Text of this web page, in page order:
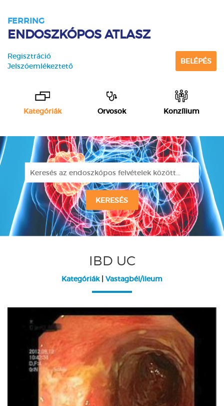
FERRING
ENDOSZKÓPOS ATLASZ
Regisztráció
Jelszóemlékeztető
BELÉPÉS
Kategóriák Orvosok Konzílium
IBD UC
Kategóriák| Vastagbél/ileum